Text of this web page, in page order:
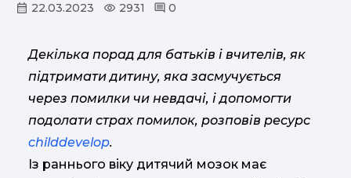
22.03.2023 2931 0
Декілька порад для батьків і вчителів, як
підтримати дитину, яка засмучується
через помилки чи невдачі, і допомогти
подолати страх помилок, розповів ресурс
childdevelop.
Із раннього віку дитячий мозок має